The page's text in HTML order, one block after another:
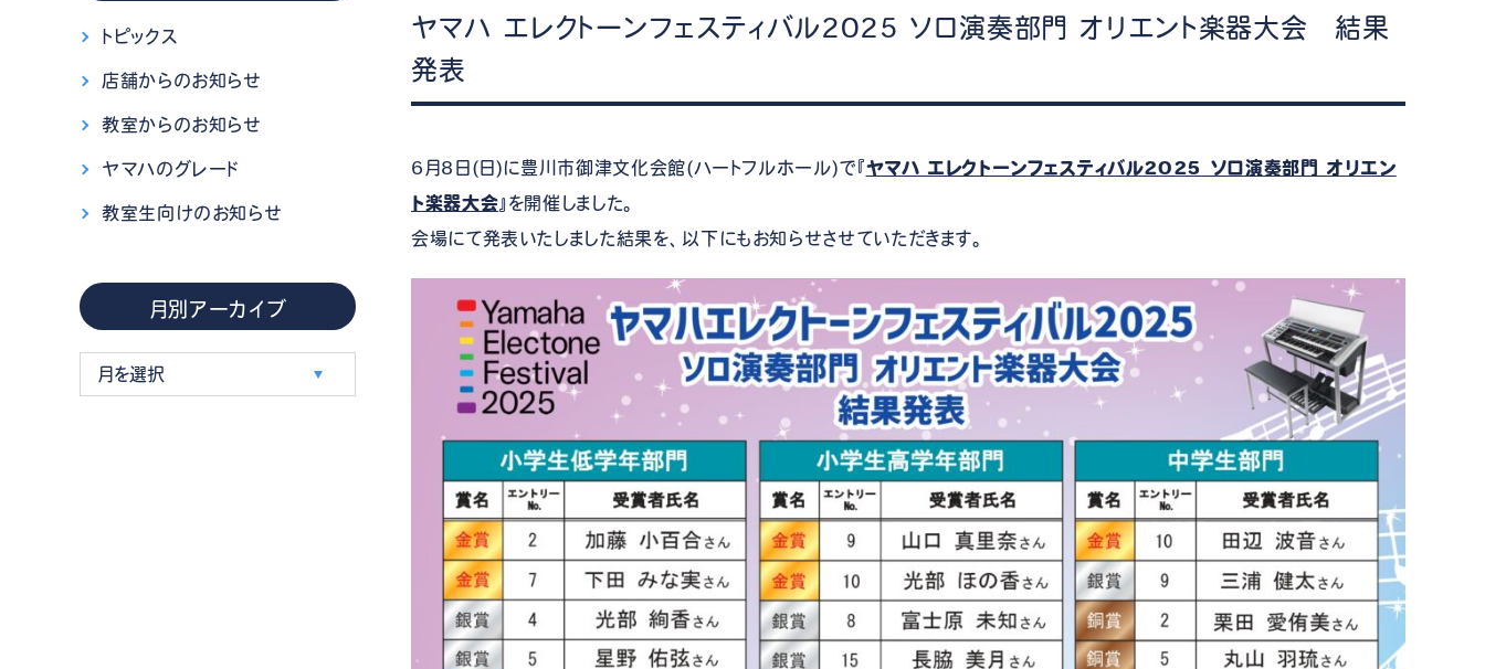
ヤマハ エレクトーンフェスティバル2025 ソロ演奏部門 オリエント楽器大会 結果
発表
6月8日(日)に豊川市御津文化会館(ハートフルホール)で『ヤマハ エレクトーンフェスティバル2025 ソロ演奏部門 オリエン
ト楽器大会』を開催しました。
会場にて発表いたしました結果を、以下にもお知らせさせていただきます。
トピックス
店舗からのお知らせ
教室からのお知らせ
ヤマハのグレード
教室生向けのお知らせ
月別アーカイブ